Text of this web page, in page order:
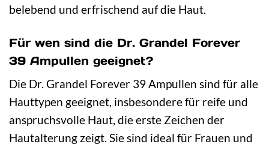
belebend und erfrischend auf die Haut.
Für wen sind die Dr. Grandel Forever
39 Ampullen geeignet?
Die Dr. Grandel Forever 39 Ampullen sind für alle
Hauttypen geeignet, insbesondere für reife und
anspruchsvolle Haut, die erste Zeichen der
Hautalterung zeigt. Sie sind ideal für Frauen und